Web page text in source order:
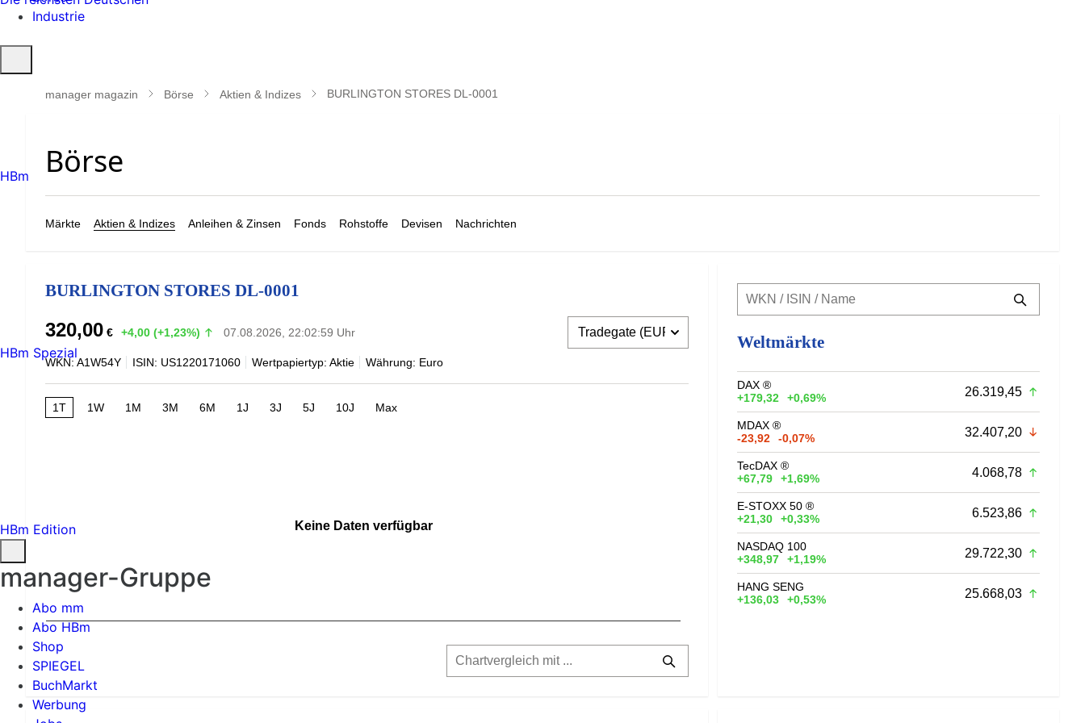
Industrie
öffnen
manager magazin Börse Aktien & Indizes BURLINGTON STORES DL-0001
Märkte Aktien & Indizes Anleihen & Zinsen Fonds Rohstoffe Devisen Nachrichten
BURLINGTON STORES DL-0001
320,00 € +4,00 (+1,23%) 07.08.2026, 22:02:59 Uhr
WKN: A1W54Y ISIN: US1220171060 Wertpapiertyp: Aktie Währung: Euro
1T 1W 1M 3M 6M 1J 3J 5J 10J Max
Keine Daten verfügbar
Weltmärkte
DAX ®
+179,32
+0,69% 26.319,45
MDAX ®
-23,92
-0,07% 32.407,20
TecDAX ®
+67,79
+1,69% 4.068,78
E-STOXX 50 ®
+21,30
+0,33% 6.523,86
NASDAQ 100
+348,97
+1,19% 29.722,30
HANG SENG
+136,03
+0,53% 25.668,03
HBm
HBm Spezial
HBm Edition
manager-Gruppe
Abo mm
Abo HBm
Shop
SPIEGEL
BuchMarkt
Werbung